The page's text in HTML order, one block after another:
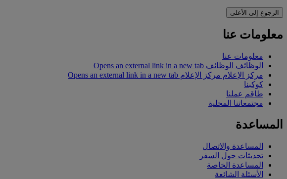
الرجوع إلى الأعلى
معلومات عنا
معلومات عنا
الوظائف الوظائف Opens an external link in a new tab
مركز الإعلام مركز الإعلام Opens an external link in a new tab
كوكبنا
طاقم عملنا
مجتمعاتنا المحلية
المساعدة
المساعدة والاتصال
تحديثات حول السفر
المساعدة الخاصة
الأسئلة الشائعة